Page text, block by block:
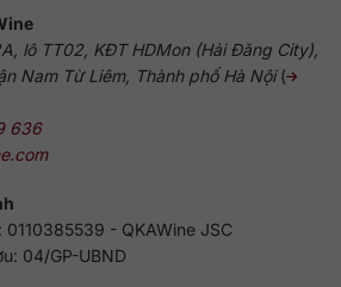
lô TT02, KĐT HDMon (Hải Đăng City),
Nam Từ Liêm, Thành phố Hà Nội(
636
- QKAWine JSC
04/GP-UBND